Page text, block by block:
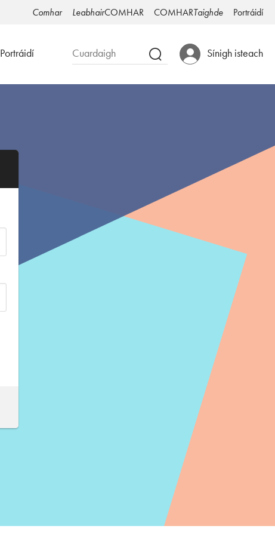
Comhar LeabhairCOMHAR COMHARTaighde Portráidí
Sínigh isteach
Portráidí